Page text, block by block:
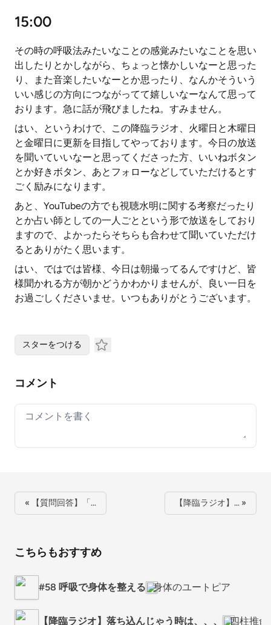
15:00
その時の呼吸法みたいなことの感覚みたいなことを思い
出したりとかしながら、ちょっと懐かしいなーと思った
り、また音楽したいなーとか思ったり、なんかそういう
いい感じの方向につながってて嬉しいなーなんて思って
おります。急に話が飛びましたね。すみません。
はい、というわけで、この降臨ラジオ、火曜日と木曜日
と金曜日に更新を目指してやっております。今日の放送
を聞いていいなーと思ってくださった方、いいねボタン
とか好きボタン、あとフォローなどしていただけるとす
ごく励みになります。
あと、YouTubeの方でも視聴水明に関する考察だったり
とか占い師としての一人ごとという形で放送をしており
ますので、よかったらそちらも合わせて聞いていただけ
るとありがたく思います。
はい、ではでは皆様、今日は朝撮ってるんですけど、皆
様聞かれる方が朝かどうかわかりませんが、良い一日を
お過ごしくださいませ。いつもありがとうございます。
スターをつける
コメント
Your comment
« 【質問回答】「… 【降臨ラジオ】… »
こちらもおすすめ
#58 呼吸で身体を整える 身体のユートピア
【降臨ラジオ】落ち込んじゃう時は、、、 四柱推